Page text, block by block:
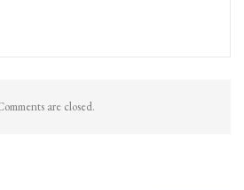
are closed.